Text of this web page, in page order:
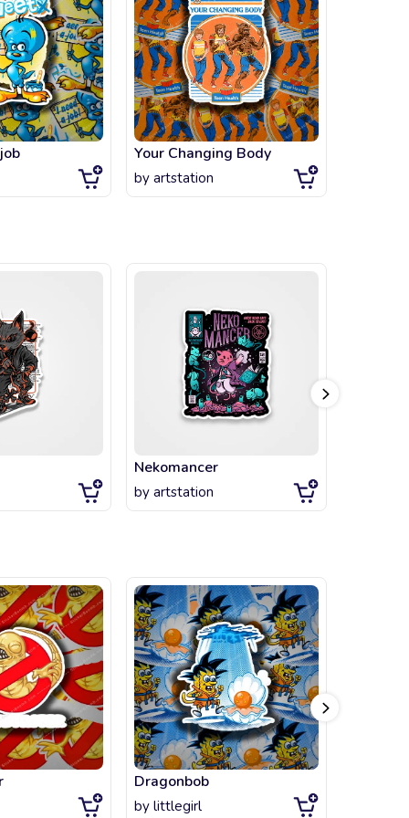
Your Changing Body
by artstation
Nekomancer
by artstation
Dragonbob
by littlegirl